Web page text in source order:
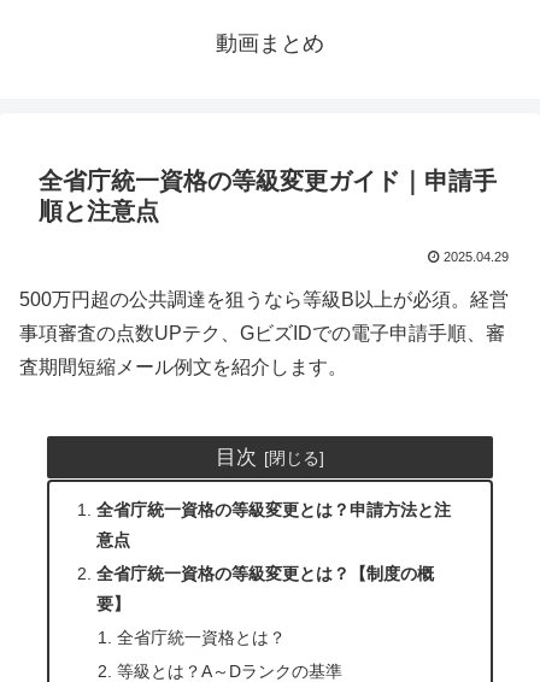
動画まとめ
全省庁統一資格の等級変更ガイド｜申請手
順と注意点
2025.04.29
500万円超の公共調達を狙うなら等級B以上が必須。経営
事項審査の点数UPテク、GビズIDでの電子申請手順、審
査期間短縮メール例文を紹介します。
目次
全省庁統一資格の等級変更とは？申請方法と注
意点
全省庁統一資格の等級変更とは？【制度の概
要】
全省庁統一資格とは？
等級とは？A～Dランクの基準